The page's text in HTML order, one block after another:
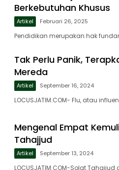
Berkebutuhan Khusus
Artikel Februari 26, 2025
Pendidikan merupakan hak
Tak Perlu Panik,
Mereda
Artikel September 16, 2024
LOCUSJATIM.COM- Flu, atau
Mengenal Empat
Tahajjud
Artikel September 13, 2024
LOCUSJATIM.COM-Solat